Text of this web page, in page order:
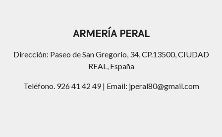
ARMERÍA PERAL
Dirección: Paseo de San Gregorio, 34, CP.13500, CIUDAD
REAL, España
Teléfono. 926 41 42 49 | Email: jperal80@gmail.com